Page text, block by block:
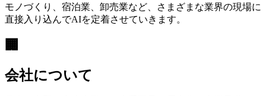
モノづくり、宿泊業、卸売業など、さまざまな業界の現場に
直接入り込んでAIを定着させていきます。
🏢
会社について